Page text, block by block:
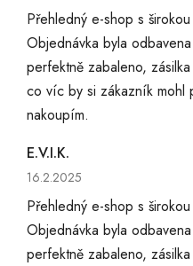
Přehledný e-shop s
Objednávka byla
perfektně zabaleno,
co víc by si zákazník mohl
nakoupím.
E.V.I.K.
Hodnocení obchodu je 5 z
16.2.2025
Přehledný e-shop s
Objednávka byla
perfektně zabaleno,